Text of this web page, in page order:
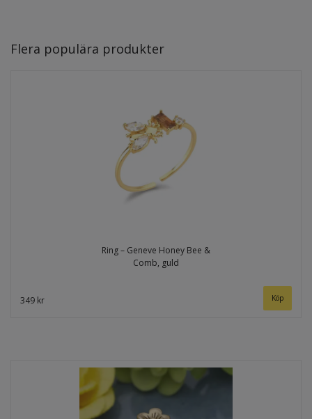
Flera populära produkter
Ring – Geneve Honey Bee &
Comb, guld
349 kr